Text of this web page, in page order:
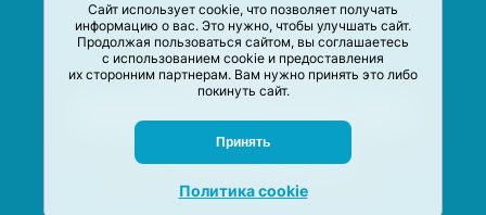
Сайт использует cookie, что позволяет получать
информацию о вас. Это нужно, чтобы улучшать сайт.
Продолжая пользоваться сайтом, вы соглашаетесь
с использованием cookie и предоставления
их сторонним партнерам. Вам нужно принять это либо
покинуть сайт.
Принять
Политика cookie
систематизации акций и скидок на товары и услуги в РФ
Задать вопрос
© M-Social production 2020 –2026